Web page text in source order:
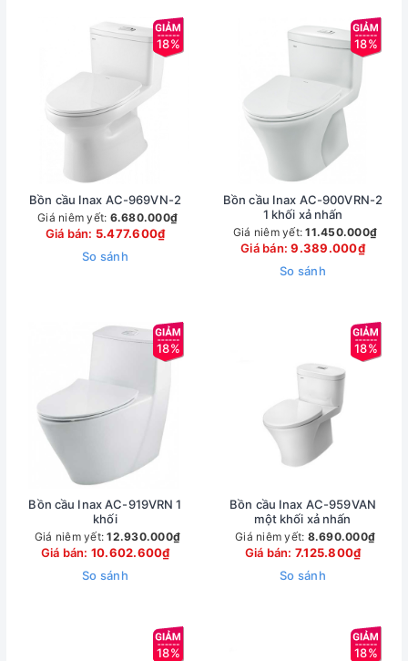
18%
Bồn cầu Inax AC-969VN-2
Giá niêm yết: 6.680.000₫
Giá bán: 5.477.600₫
So sánh
18%
Bồn cầu Inax AC-900VRN-2
1 khối xả nhấn
Giá niêm yết:11.450.000₫
Giá bán:9.389.000₫
So sánh
18%
Bồn cầu Inax AC-919VRN 1
khối
Giá niêm yết:12.930.000₫
Giá bán: 10.602.600₫
So sánh
18%
Bồn cầu Inax AC-959VAN
một khối xả nhấn
Giá niêm yết: 8.690.000₫
Giá bán: 7.125.800₫
So sánh
18% 18%